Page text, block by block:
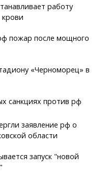
работу
крови
пожар после мощного
«Черноморец» в
санкциях против рф
заявление рф о
области
запуск "новой